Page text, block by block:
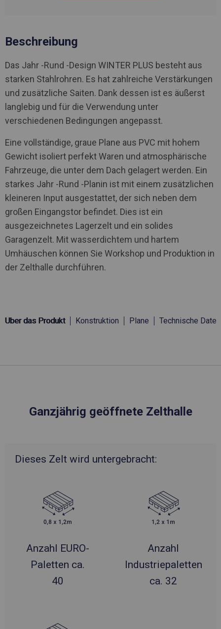
Beschreibung
Das Jahr -Rund -Design WINTER PLUS besteht aus
starken Stahlrohren. Es hat zahlreiche Verstärkungen
und zusätzliche Saiten. Dank dessen ist es äußerst
langlebig und für die Verwendung unter
verschiedenen Bedingungen angepasst.
Eine vollständige, graue Plane aus PVC mit hohem
Gewicht isoliert perfekt Waren und atmosphärische
Fahrzeuge, die unter dem Dach gelagert werden. Ein
starkes Jahr -Rund -Planin ist mit einem zusätzlichen
kleineren Input ausgestattet, der sich neben dem
großen Eingangstor befindet. Dies ist ein
ausgezeichnetes Lagerzelt und ein solides
Garagenzelt. Mit wasserdichtem und hartem
Umhäuschen können Sie Workshop und Produktion in
der Zelthalle durchführen.
Über das Produkt Konstruktion Plane Technische Daten
Ganzjährig geöffnete Zelthalle
Dieses Zelt wird untergebracht:
Anzahl EURO-
Paletten ca.
40
Anzahl
Industriepaletten
ca. 32